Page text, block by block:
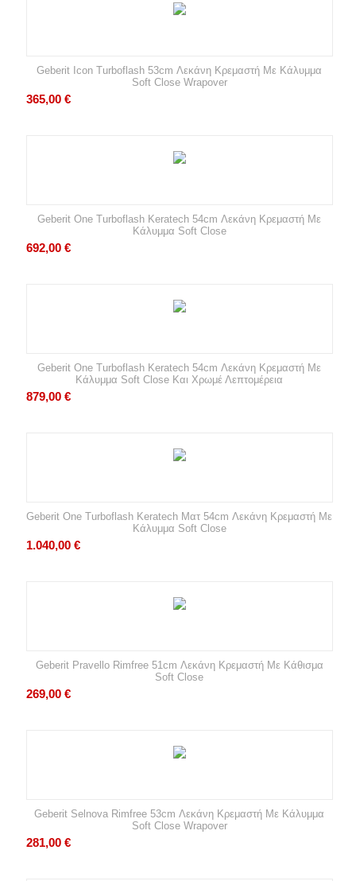
Geberit Icon Turboflash 53cm Λεκάνη Κρεμαστή Με Κάλυμμα
Soft Close Wrapover
365,00 €
Geberit One Turboflash Keratech 54cm Λεκάνη Κρεμαστή Με
Κάλυμμα Soft Close
692,00 €
Geberit One Turboflash Keratech 54cm Λεκάνη Κρεμαστή Με
Κάλυμμα Soft Close Και Χρωμέ Λεπτομέρεια
879,00 €
Geberit One Turboflash Keratech Ματ 54cm Λεκάνη Κρεμαστή Με
Κάλυμμα Soft Close
1.040,00 €
Geberit Pravello Rimfree 51cm Λεκάνη Κρεμαστή Με Κάθισμα
Soft Close
269,00 €
Geberit Selnova Rimfree 53cm Λεκάνη Κρεμαστή Με Κάλυμμα
Soft Close Wrapover
281,00 €